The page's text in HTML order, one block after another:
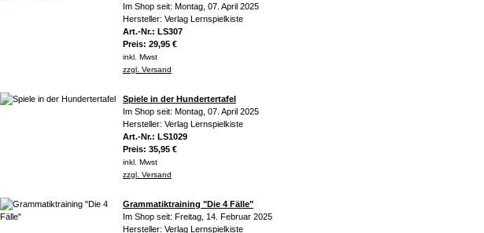
Im Shop seit: Montag, 07. April 2025
Hersteller: Verlag Lernspielkiste
Art.-Nr.: LS307
Preis: 29,95 €
inkl. Mwst
zzgl. Versand
Spiele in der Hundertertafel
Im Shop seit: Montag, 07. April 2025
Hersteller: Verlag Lernspielkiste
Art.-Nr.: LS1029
Preis: 35,95 €
inkl. Mwst
zzgl. Versand
Grammatiktraining "Die 4 Fälle"
Im Shop seit: Freitag, 14. Februar 2025
Hersteller: Verlag Lernspielkiste